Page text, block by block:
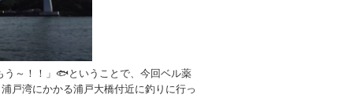
う～！！」🐟ということで、今回ベル薬
湾にかかる浦戸大橋付近に釣りに行っ